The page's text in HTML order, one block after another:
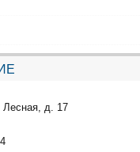
Лесная, д. 17